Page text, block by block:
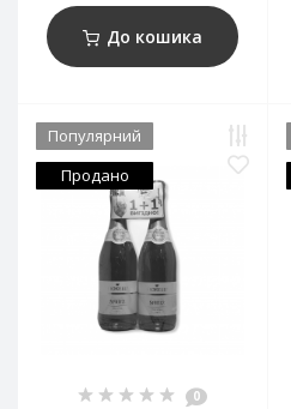
До кошика
Популярний
Продано
0